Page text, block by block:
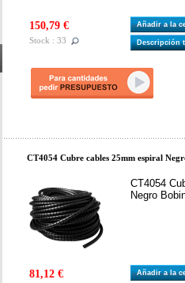
150,79 €
Stock : 33
Añadir a la
Descripción
CT4054 Cubre cables 25mm espiral
CT4054
Negro
81,12 € Añadir a la